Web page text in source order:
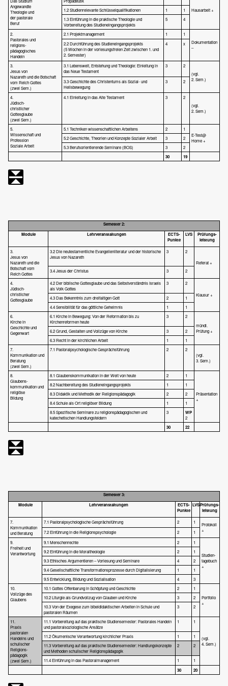
Angewandte
Theologie und
der pastorale
Beruf
Hausarbeit +
1.2 Studienrelevante Schlüsselqualifikationen 1
1
1.3 Einführung in die praktische Theologie und
Vorbereitung des Studieneingangsprojekts
5 4
2.
Pastorales und
religions-
pädagogisches
Handeln
2.1 Projektmanagement 1
1
Dokumentation
–
2.2 Durchführung des Studieneingangsprojekts
(5 Wochen in der vorlesungsfreien Zeit zwischen 1. und
2. Semester)
4 x
3.
Jesus von
Nazareth und die Botschaft
vom Reich Gottes
(zwei Sem.)
3.1 Lebenswelt, Entstehung und Theologie: Einleitung in
das Neue Testament
3
2
(vgl.
2. Sem.)
3.3 Geschichte des Christentums als Sozial- und
Heilsbewegung
3 2
4.
Jüdisch-
christlicher
Gottesglaube
(zwei Sem.)
4.1 Einleitung in das Alte Testament 3
2
(vgl.
2. Sem.)
5.
Wissenschaft und
Profession
Soziale Arbeit
5.1 Techniken wissenschaftlichen Arbeitens 2
1
E-Test@
Home +
5.2 Geschichte, Theorien und Konzepte Sozialer Arbeit 3
2
5.3 Berufsorientierende Seminare (BOS)
3
2
30
19
Semester 2:
Module
Lehrveranstaltungen
ECTS-
Punkte
LVS
Prüfungs-
leistung
3.
Jesus von
Nazareth und die
Botschaft vom
Reich Gottes
3.2 Die neutestamentliche Evangelienliteratur und der historische
Jesus von Nazareth
3
2
Referat +
3.4 Jesus der Christus
3 2
4.
Jüdisch-
christlicher
Gottesglaube
4.2 Der biblische Gottesglaube und das Selbstverständnis Israels
als Volk Gottes
3 2
Klausur +
4.3 Das Bekenntnis zum dreifaltigen Gott 2
1
4.4 Sensibilität für das göttliche Geheimnis
1
1
6.
Kirche in
Geschichte und
Gegenwart
6.1 Kirche in Bewegung: Von der Reformation bis zu
Kirchenreformen heute
3
2
mündl.
Prüfung +
6.2 Grund, Gestalten und Vollzüge von Kirche 3
2
6.3 Recht in der kirchlichen Arbeit
1
1
7.
Kommunikation und
Beratung
(zwei Sem.)
7.1 Pastoralpsychologische Gesprächsführung 2
2
(vgl.
3. Sem.)
8.
Glaubens-
kommunikation und
religiöse
Bildung
8.1 Glaubenskommunikation in der Welt von heute 2 1
Präsentation
+
8.2 Nachbereitung des Studieneingangsprojekts 1
1
8.3 Didaktik und Methodik der Religionspädagogik
2
2
8.4 Schule als Ort religiöser Bildung
1
1
8.5 Spezifische Seminare zu religionspädagogischen und
katechetischen Handlungsfeldern
3
WP
2
30
22
Semester 3:
Module
Lehrveranstaltungen
ECTS-
Punkte
LVSPrüfungs-
leistung
7.
Kommunikation
und Beratung
7.1 Pastoralpsychologische Gesprächsführung 2 1
Protokoll
+
7.2 Einführung in die Religionspsychologie 2
1
9.
Freiheit und
Verantwortung
9.1 Menschenrechte 2 1
Studien-
tagebuch
+
9.2 Einführung in die Moraltheologie 2
1
9.3 Ethisches Argumentieren – Vorlesung und Seminare
4
2
9.4 Gesellschaftliche Transformationsprozesse durch Digitalisierung
1
1
9.5 Entwicklung, Bildung und Sozialisation
4
3
10.
Vollzüge des
Glaubens
10.1 Gottes Offenbarung in Schöpfung und Geschichte 2
1
Portfolio
+
10.2 Liturgie als Grundvollzug von Glauben und Kirche 3
2
10.3 Von der Exegese zum bibeldidaktischen Arbeiten in Schule und
pastoralen Räumen
3 2
11.
Praxis
pastoralen
Handelns und
schulischer
Religions-
pädagogik
(zwei Sem.)
11.1 Vorbereitung auf das praktische Studiensemester: Pastorales Handeln
und pastoralsoziologische Ansätze
1 1
(vgl.
4. Sem.)
11.2 Ökumenische Verantwortung kirchlicher Praxis 1
1
11.3 Vorbereitung auf das praktische Studiensemester: Handlungskonzepte
und Methoden schulischer Religionspädagogik
2 2
11.4 Einführung in das Pastoralmanagement 1
1
30
20